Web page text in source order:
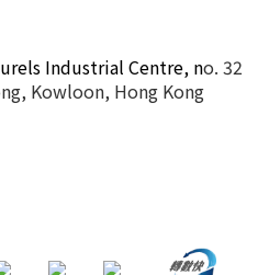
Industrial Centre, no. 32
Kowloon, Hong Kong